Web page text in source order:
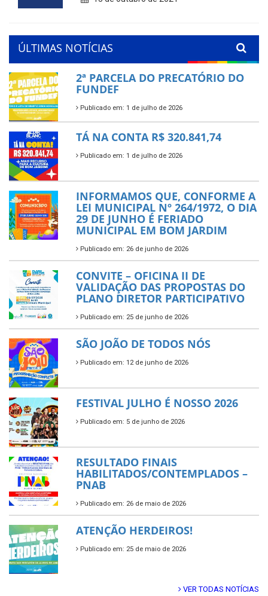
ÚLTIMAS NOTÍCIAS
2ª PARCELA DO PRECATÓRIO DO
FUNDEF
Publicado em: 1 de julho de 2026
TÁ NA CONTA R$ 320.841,74
Publicado em: 1 de julho de 2026
INFORMAMOS QUE, CONFORME A
LEI MUNICIPAL Nº 264/1972, O DIA
29 DE JUNHO É FERIADO
MUNICIPAL EM BOM JARDIM
Publicado em: 26 de junho de 2026
CONVITE – OFICINA II DE
VALIDAÇÃO DAS PROPOSTAS DO
PLANO DIRETOR PARTICIPATIVO
Publicado em: 25 de junho de 2026
SÃO JOÃO DE TODOS NÓS
Publicado em: 12 de junho de 2026
FESTIVAL JULHO É NOSSO 2026
Publicado em: 5 de junho de 2026
RESULTADO FINAIS
HABILITADOS/CONTEMPLADOS –
PNAB
Publicado em: 26 de maio de 2026
ATENÇÃO HERDEIROS!
Publicado em: 25 de maio de 2026
VER TODAS NOTÍCIAS